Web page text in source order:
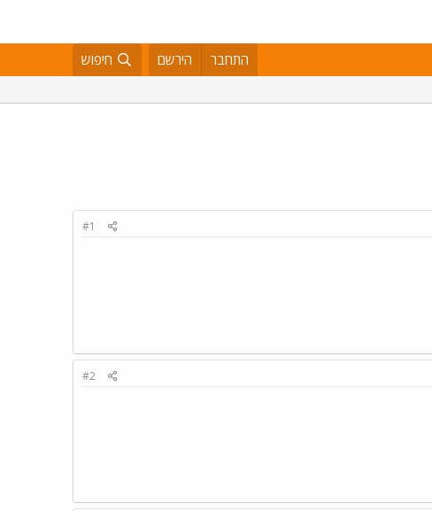
התחבר הירשם חיפוש
#1
#2